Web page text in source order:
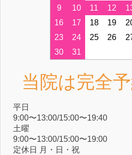
9 10 11 12
16
17 18 19
23
24 25 26
30
31
当院は完全
平⽇
9:00〜13:00/15:00〜19:40
⼟曜
9:00〜13:00/15:00〜19:00
定休⽇ ⽉・⽇・祝